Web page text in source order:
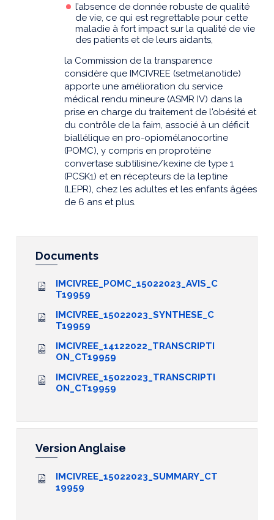
l’absence de donnée robuste de qualité
de vie, ce qui est regrettable pour cette
maladie à fort impact sur la qualité de vie
des patients et de leurs aidants,
la Commission de la transparence
considère que IMCIVREE (setmelanotide)
apporte une amélioration du service
médical rendu mineure (ASMR IV) dans la
prise en charge du traitement de l'obésité et
du contrôle de la faim, associé à un déficit
biallélique en pro-opiomélanocortine
(POMC), y compris en proprotéine
convertase subtilisine/kexine de type 1
(PCSK1) et en récepteurs de la leptine
(LEPR), chez les adultes et les enfants âgées
de 6 ans et plus.
Documents
IMCIVREE_POMC_15022023_AVIS_C
T19959
IMCIVREE_15022023_SYNTHESE_C
T19959
IMCIVREE_14122022_TRANSCRIPTI
ON_CT19959
IMCIVREE_15022023_TRANSCRIPTI
ON_CT19959
Version Anglaise
IMCIVREE_15022023_SUMMARY_CT
19959